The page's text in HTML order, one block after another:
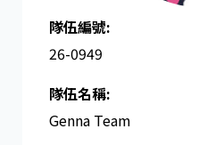
隊伍編號:
26-0949
隊伍名稱:
Genna Team